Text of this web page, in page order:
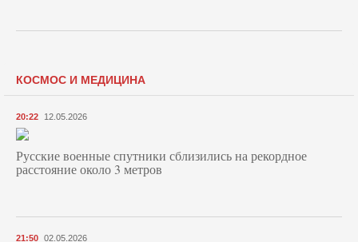
КОСМОС И МЕДИЦИНА
20:22 12.05.2026
Русские военные спутники сблизились на рекордное
расстояние около 3 метров
21:50 02.05.2026